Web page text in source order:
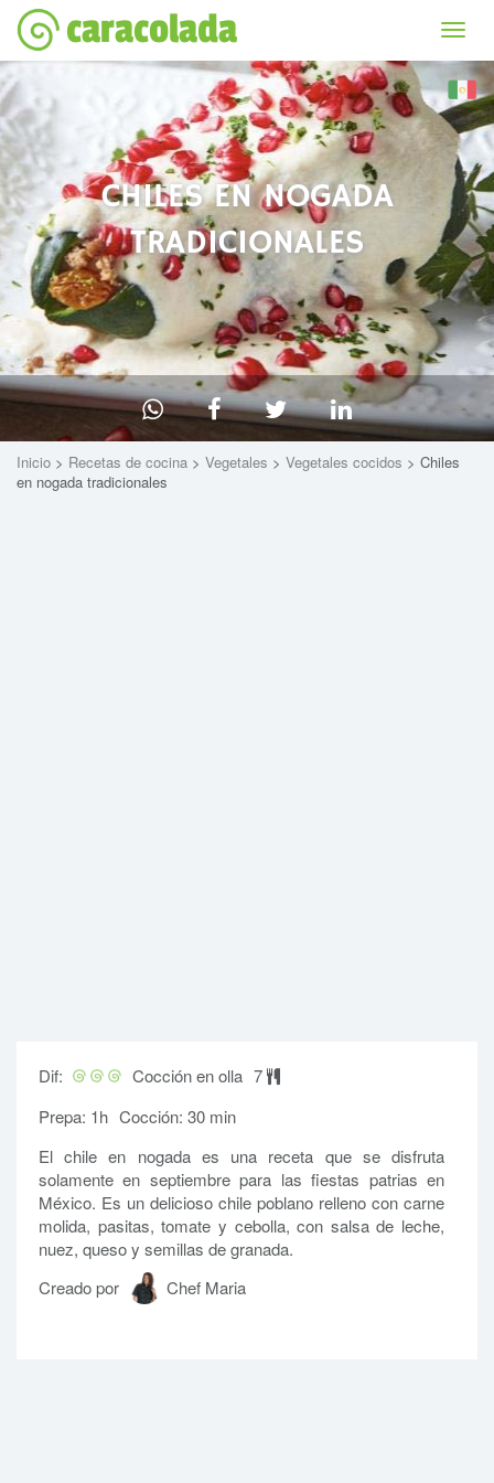
caracolada
CHILES EN NOGADA
TRADICIONALES
Inicio > Recetas de cocina > Vegetales > Vegetales cocidos > Chiles
en nogada tradicionales
Dif: Cocción en olla 7
Prepa: 1h Cocción: 30 min
El chile en nogada es una receta que se disfruta
solamente en septiembre para las fiestas patrias en
México. Es un delicioso chile poblano relleno con carne
molida, pasitas, tomate y cebolla, con salsa de leche,
nuez, queso y semillas de granada.
Creado por
Chef Maria